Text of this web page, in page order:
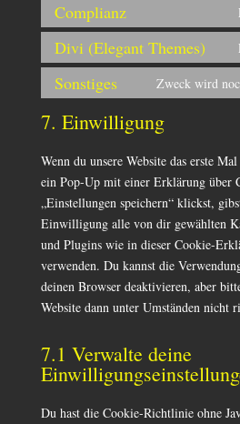
Complianz
Divi (Elegant Themes)
Sonstiges Zweck wird
7. Einwilligung
Wenn du unsere Website das erste
ein Pop-Up mit einer Erklärung über
„Einstellungen speichern“ klickst,
Einwilligung alle von dir gewählten
und Plugins wie in dieser Cookie-
verwenden. Du kannst die
deinen Browser deaktivieren, aber
Website dann unter Umständen nicht
7.1 Verwalte deine
Du hast die Cookie-Richtlinie ohne